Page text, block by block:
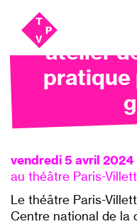
Aller
au
menu
Aller au
contenu
atelier
pratique
vendredi 5 avril 2024
au théâtre Paris-
Le théâtre Paris-
Centre national de la